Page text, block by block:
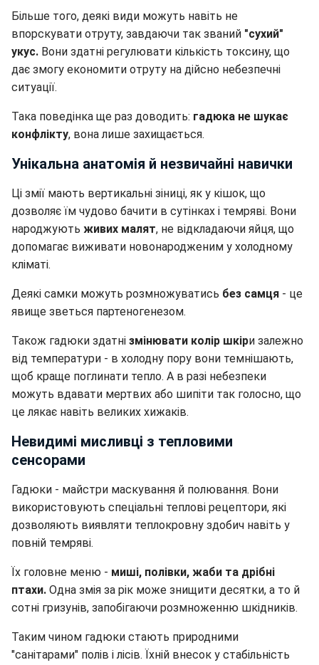
Більше того, деякі види можуть навіть не
впорскувати отруту, завдаючи так званий "сухий"
укус. Вони здатні регулювати кількість токсину, що
дає змогу економити отруту на дійсно небезпечні
ситуації.
Така поведінка ще раз доводить: гадюка не шукає
конфлікту, вона лише захищається.
Унікальна анатомія й незвичайні навички
Ці змії мають вертикальні зіниці, як у кішок, що
дозволяє їм чудово бачити в сутінках і темряві. Вони
народжують живих малят, не відкладаючи яйця, що
допомагає виживати новонародженим у холодному
кліматі.
Деякі самки можуть розмножуватись без самця - це
явище зветься партеногенезом.
Також гадюки здатні змінювати колір шкіри залежно
від температури - в холодну пору вони темнішають,
щоб краще поглинати тепло. А в разі небезпеки
можуть вдавати мертвих або шипіти так голосно, що
це лякає навіть великих хижаків.
Невидимі мисливці з тепловими
сенсорами
Гадюки - майстри маскування й полювання. Вони
використовують спеціальні теплові рецептори, які
дозволяють виявляти теплокровну здобич навіть у
повній темряві.
Їх головне меню - миші, полівки, жаби та дрібні
птахи. Одна змія за рік може знищити десятки, а то й
сотні гризунів, запобігаючи розмноженню шкідників.
Таким чином гадюки стають природними
"санітарами" полів і лісів. Їхній внесок у стабільність